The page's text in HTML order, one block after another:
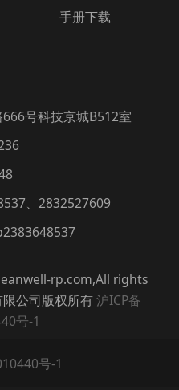
手册下载
号科技京城B512室
、2832527609
rp.com,All rights
公司版权所有沪ICP备
号-1
号-1